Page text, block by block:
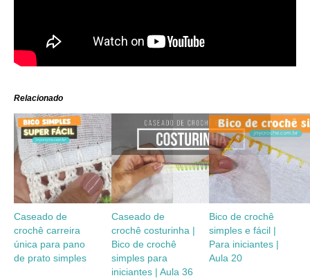
Relacionado
Caseado de
crochê carreira
única para pano
de prato simples
Caseado de
crochê costurinha |
Bico de crochê
simples para
iniciantes | Aula 36
Bico de crochê
simples e fácil |
Para iniciantes |
Aula 20